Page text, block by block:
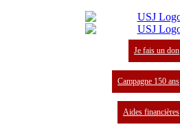
Je fais un don
Campagne 150 ans
Aides financières